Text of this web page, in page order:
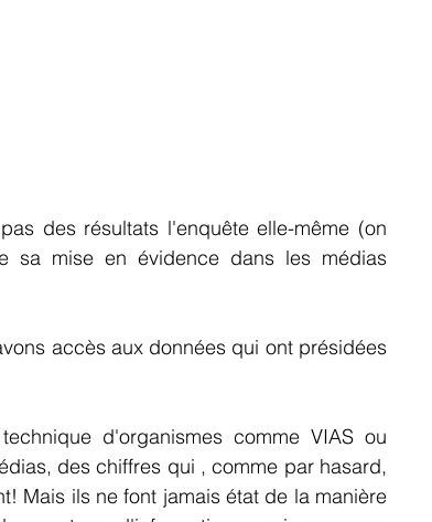
des résultats l'enquête elle-même (on
sa mise en évidence dans les médias
accès aux données qui ont présidées
d'organismes comme VIAS ou
des chiffres qui , comme par hasard,
Mais ils ne font jamais état de la manière